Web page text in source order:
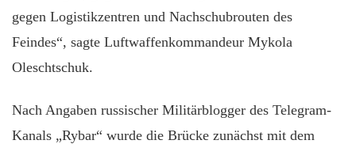
gegen Logistikzentren und Nachschubrouten des
Feindes“, sagte Luftwaffenkommandeur Mykola
Oleschtschuk.
Nach Angaben russischer Militärblogger des Telegram-
Kanals „Rybar“ wurde die Brücke zunächst mit dem